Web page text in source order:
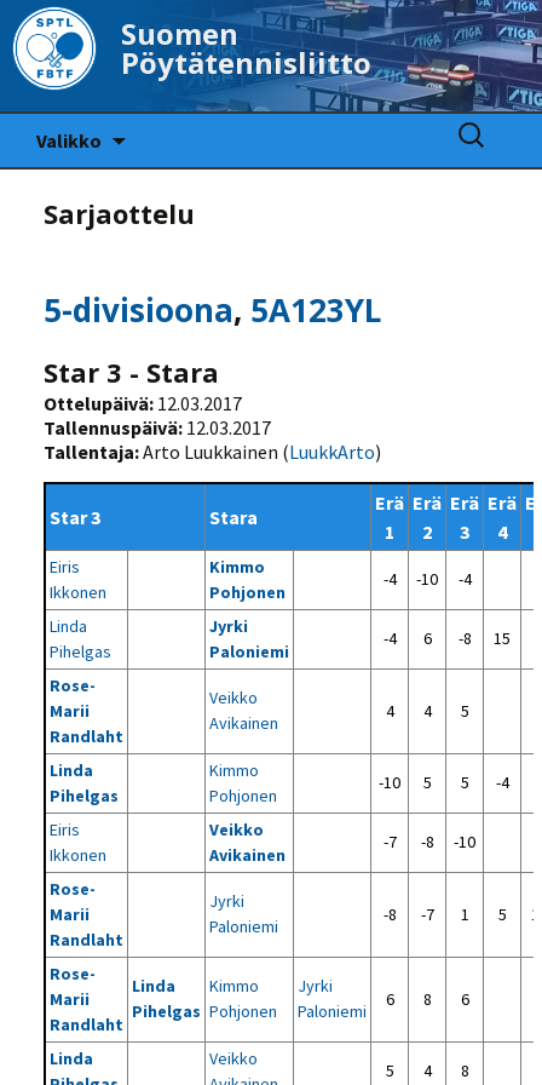
Suomen
Pöytätennisliitto
Valikko
Haku:
Sarjaottelu
5-divisioona, 5A123YL
Star 3 - Stara
Ottelupäivä: 12.03.2017
Tallennuspäivä: 12.03.2017
Tallentaja:Arto Luukkainen (LuukkArto)
Star 3 Stara
Erä
1
Erä
2
Erä
3
Erä
4
Eiris
Ikkonen
Kimmo
Pohjonen
-4 -10 -4
Linda
Pihelgas
Jyrki
Paloniemi
-4 6 -8 15
Rose-
Marii
Randlaht
Veikko
Avikainen
4 4 5
Linda
Pihelgas
Kimmo
Pohjonen
-10 5 5 -4
Eiris
Ikkonen
Veikko
Avikainen
-7 -8 -10
Rose-
Marii
Randlaht
Jyrki
Paloniemi
-8 -7 1 5
Rose-
Marii
Randlaht
Linda
Pihelgas
Kimmo
Pohjonen
Jyrki
Paloniemi
6 8 6
Linda
Veikko
5 4 8